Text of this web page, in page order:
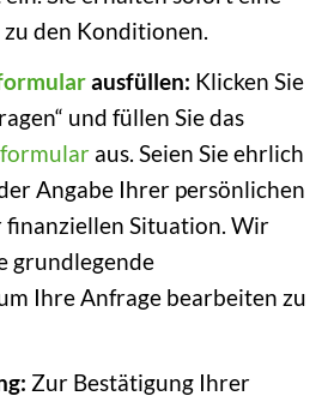
den Konditionen.
ausfüllen: Klicken Sie
und füllen Sie das
aus. Seien Sie ehrlich
Angabe Ihrer persönlichen
finanziellen Situation. Wir
grundlegende
Ihre Anfrage bearbeiten zu
Zur Bestätigung Ihrer